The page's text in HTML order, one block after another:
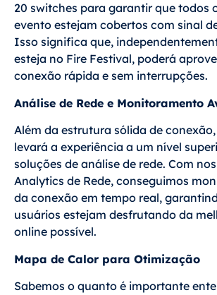
20 switches para garantir que todos
evento estejam cobertos com sinal
Isso significa que,
esteja no Fire Festival, poderá
conexão rápida e sem interrupções.
Análise de Rede e Monitoramento
Além da estrutura sólida de
levará a experiência a um nível
soluções de análise de rede. Com
Analytics de Rede, conseguimos
da conexão em tempo real,
usuários estejam desfrutando da
online possível.
Mapa de Calor para Otimização
Sabemos o quanto é importante